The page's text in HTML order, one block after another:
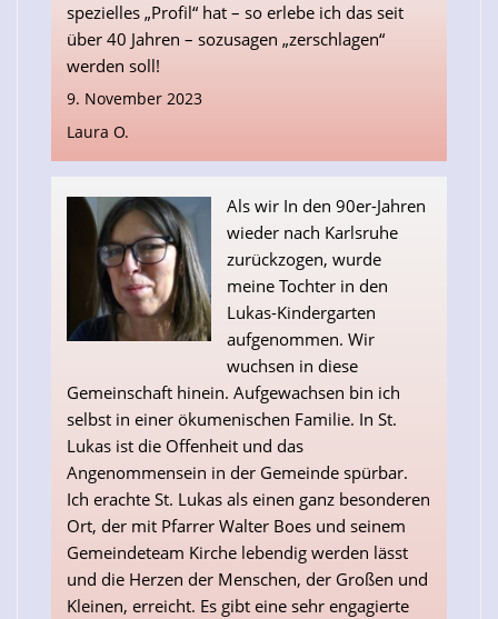
spezielles „Profil“ hat – so erlebe ich das seit
über 40 Jahren – sozusagen „zerschlagen“
werden soll!
9. November 2023
Laura O.
Als wir In den 90er-Jahren
wieder nach Karlsruhe
zurückzogen, wurde
meine Tochter in den
Lukas-Kindergarten
aufgenommen. Wir
wuchsen in diese
Gemeinschaft hinein. Aufgewachsen bin ich
selbst in einer ökumenischen Familie. In St.
Lukas ist die Offenheit und das
Angenommensein in der Gemeinde spürbar.
Ich erachte St. Lukas als einen ganz besonderen
Ort, der mit Pfarrer Walter Boes und seinem
Gemeindeteam Kirche lebendig werden lässt
und die Herzen der Menschen, der Großen und
Kleinen, erreicht. Es gibt eine sehr engagierte